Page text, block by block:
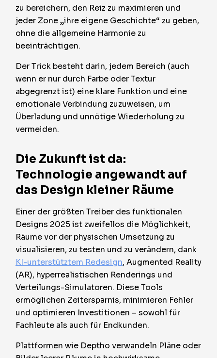
zu bereichern, den Reiz zu maximieren und
jeder Zone „ihre eigene Geschichte“ zu geben,
ohne die allgemeine Harmonie zu
beeinträchtigen.
Der Trick besteht darin, jedem Bereich (auch
wenn er nur durch Farbe oder Textur
abgegrenzt ist) eine klare Funktion und eine
emotionale Verbindung zuzuweisen, um
Überladung und unnötige Wiederholung zu
vermeiden.
Die Zukunft ist da:
Technologie angewandt auf
das Design kleiner Räume
Einer der größten Treiber des funktionalen
Designs 2025 ist zweifellos die Möglichkeit,
Räume vor der physischen Umsetzung zu
visualisieren, zu testen und zu verändern, dank
KI-unterstütztem Redesign, Augmented Reality
(AR), hyperrealistischen Renderings und
Verteilungs-Simulatoren. Diese Tools
ermöglichen Zeitersparnis, minimieren Fehler
und optimieren Investitionen – sowohl für
Fachleute als auch für Endkunden.
Plattformen wie Deptho verwandeln Pläne oder